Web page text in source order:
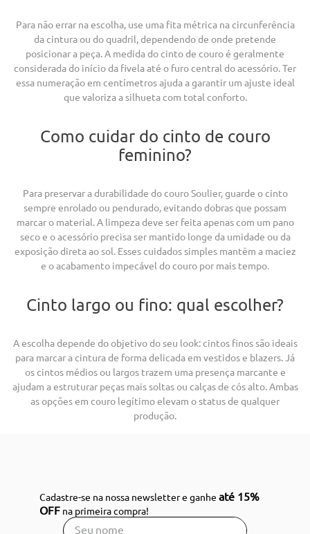
Para não errar na escolha, use uma fita métrica na circunferência
da cintura ou do quadril, dependendo de onde pretende
posicionar a peça. A medida do cinto de couro é geralmente
considerada do início da fivela até o furo central do acessório. Ter
essa numeração em centímetros ajuda a garantir um ajuste ideal
que valoriza a silhueta com total conforto.
Como cuidar do cinto de couro
feminino?
Para preservar a durabilidade do couro Soulier, guarde o cinto
sempre enrolado ou pendurado, evitando dobras que possam
marcar o material. A limpeza deve ser feita apenas com um pano
seco e o acessório precisa ser mantido longe da umidade ou da
exposição direta ao sol. Esses cuidados simples mantêm a maciez
e o acabamento impecável do couro por mais tempo.
Cinto largo ou fino: qual escolher?
A escolha depende do objetivo do seu look: cintos finos são ideais
para marcar a cintura de forma delicada em vestidos e blazers. Já
os cintos médios ou largos trazem uma presença marcante e
ajudam a estruturar peças mais soltas ou calças de cós alto. Ambas
as opções em couro legítimo elevam o status de qualquer
produção.
Cadastre-se na nossa newsletter e ganheaté 15%
OFF na primeira compra!